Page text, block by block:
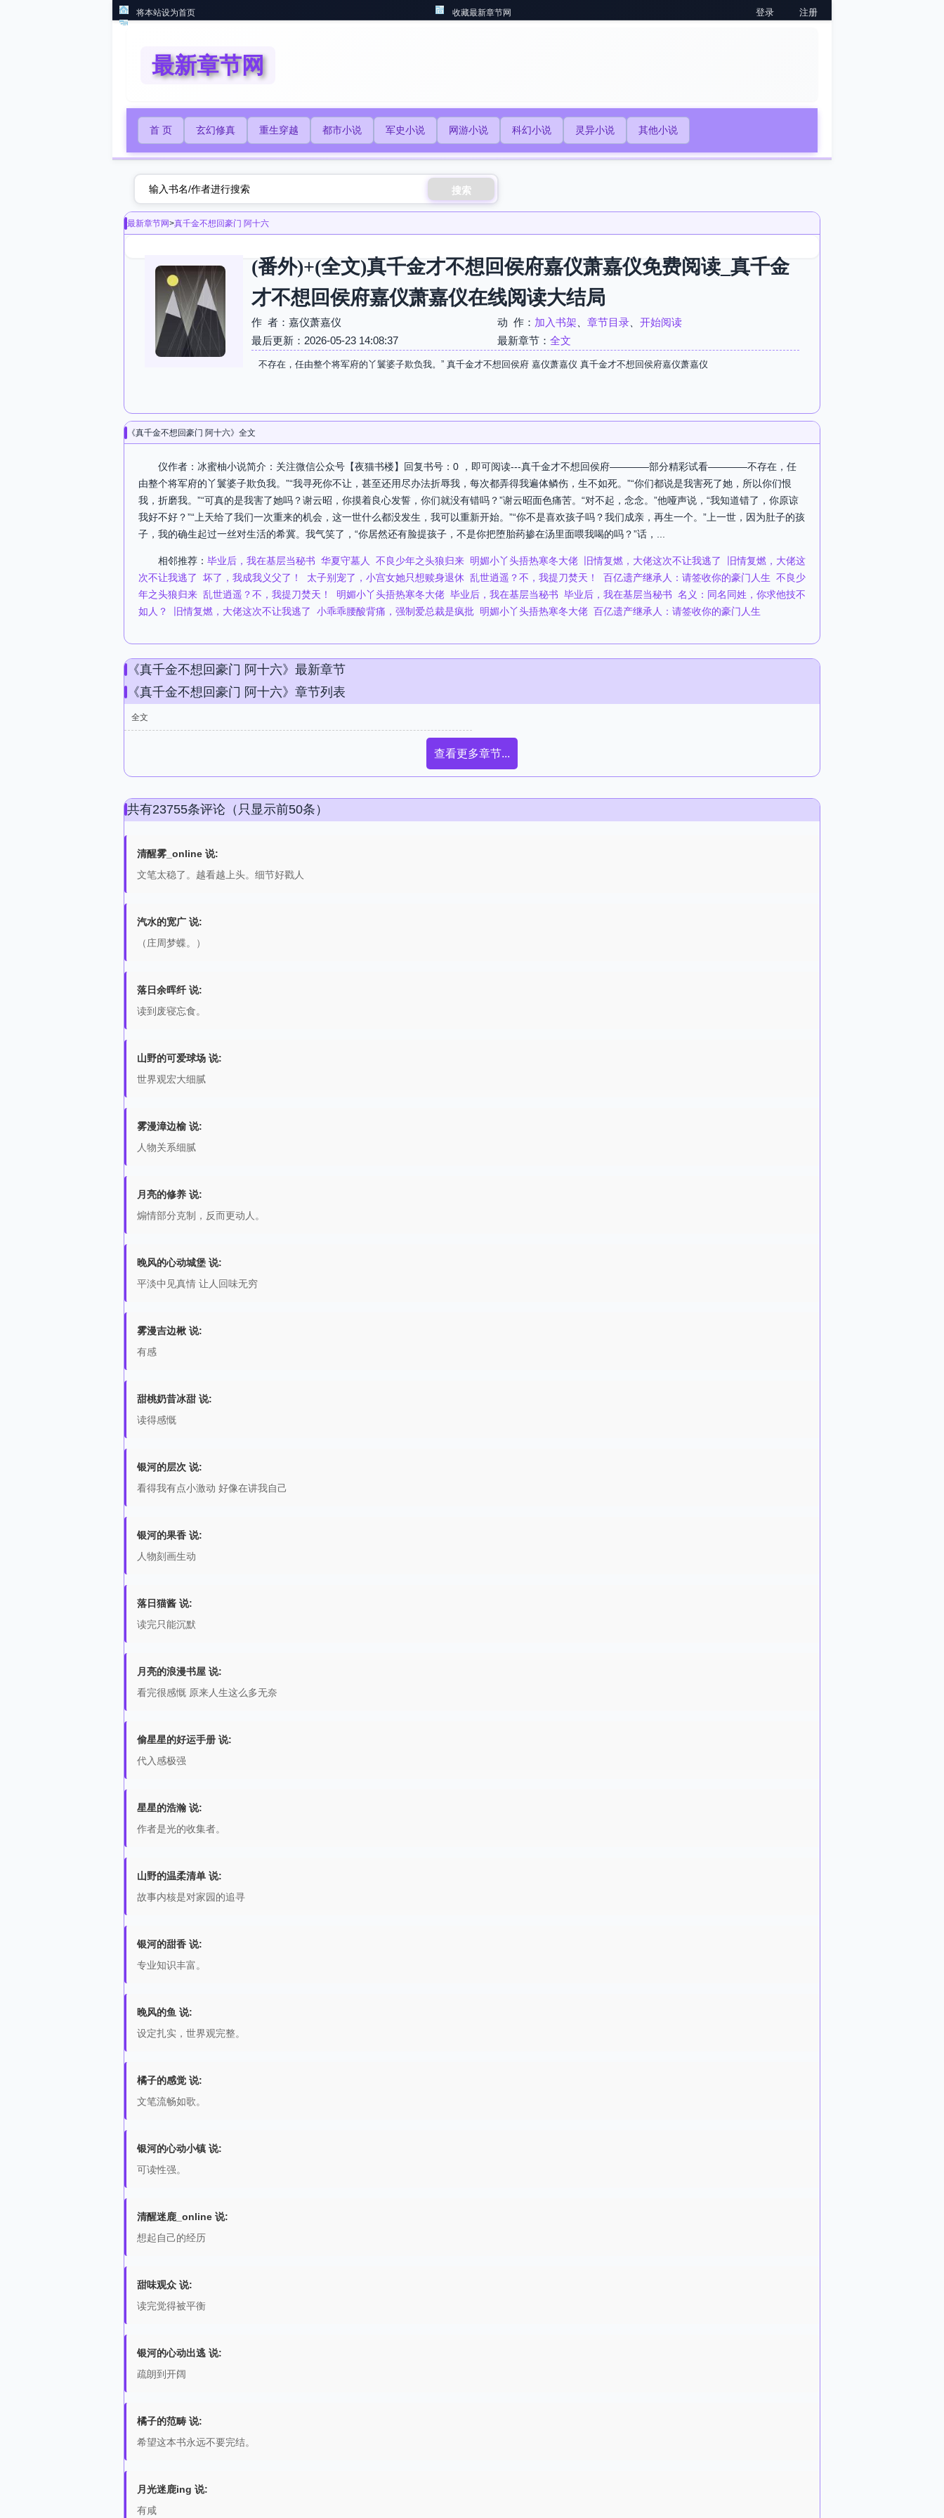
将本站设为首页 收藏最新章节网 登录 注册
最新章节网
首 页 玄幻修真 重生穿越 都市小说 军史小说 网游小说 科幻小说 灵异小说 其他小说
搜索
最新章节网>真千金不想回豪门 阿十六
(番外)+(全文)真千金才不想回侯府嘉仪萧嘉仪免费阅读_真千金
才不想回侯府嘉仪萧嘉仪在线阅读大结局
作 者：嘉仪萧嘉仪 动 作： 加入书架 章节目录
开始阅读
最后更新：2026-05-23 14:08:37
最新章节： 全文
不存在，任由整个将军府的丫鬟婆子欺负我。” 真千金才不想回侯府 嘉仪萧嘉仪 真千金才不想回侯府嘉仪萧嘉仪
《真千金不想回豪门 阿十六》全文
仪作者：冰蜜柚小说简介：关注微信公众号【夜猫书楼】回复书号：0 ，即可阅读---真千金才不想回侯府————部分精彩试看————不存在，任
由整个将军府的丫鬟婆子欺负我。”“我寻死你不让，甚至还用尽办法折辱我，每次都弄得我遍体鳞伤，生不如死。”“你们都说是我害死了她，所以你们恨
我，折磨我。”“可真的是我害了她吗？谢云昭，你摸着良心发誓，你们就没有错吗？”谢云昭面色痛苦。“对不起，念念。”他哑声说，“我知道错了，你原谅
我好不好？”“上天给了我们一次重来的机会，这一世什么都没发生，我可以重新开始。”“你不是喜欢孩子吗？我们成亲，再生一个。”上一世，因为肚子的孩
子，我的确生起过一丝对生活的希冀。我气笑了，“你居然还有脸提孩子，不是你把堕胎药掺在汤里面喂我喝的吗？”话，...
相邻推荐： 毕业后，我在基层当秘书 华夏守墓人 不良少年之头狼归来 明媚小丫头捂热寒冬大佬 旧情复燃，大佬这次不让我逃了
旧情复燃，大佬这
次不让我逃了
坏了，我成我义父了！ 太子别宠了，小宫女她只想赎身退休 乱世逍遥？不，我提刀焚天！ 百亿遗产继承人：请签收你的豪门人生 不良少
年之头狼归来 乱世逍遥？不，我提刀焚天！ 明媚小丫头捂热寒冬大佬 毕业后，我在基层当秘书 毕业后，我在基层当秘书 名义：同名同姓，你求他技不
如人？
旧情复燃，大佬这次不让我逃了 小乖乖腰酸背痛，强制爱总裁是疯批 明媚小丫头捂热寒冬大佬 百亿遗产继承人：请签收你的豪门人生
《真千金不想回豪门 阿十六》最新章节
《真千金不想回豪门 阿十六》章节列表
全文
查看更多章节...
共有23755条评论（只显示前50条）
清醒雾_online 说:
文笔太稳了。越看越上头。细节好戳人
汽水的宽广 说:
（庄周梦蝶。）
落日余晖纤 说:
读到废寝忘食。
山野的可爱球场 说:
世界观宏大细腻
雾漫漳边榆 说:
人物关系细腻
月亮的修养 说:
煽情部分克制，反而更动人。
晚风的心动城堡 说:
平淡中见真情 让人回味无穷
雾漫吉边楸 说:
有感
甜桃奶昔冰甜 说:
读得感慨
银河的层次 说:
看得我有点小激动 好像在讲我自己
银河的果香 说:
人物刻画生动
落日猫酱 说:
读完只能沉默
月亮的浪漫书屋 说:
看完很感慨 原来人生这么多无奈
偷星星的好运手册 说:
代入感极强
星星的浩瀚 说:
作者是光的收集者。
山野的温柔清单 说:
故事内核是对家园的追寻
银河的甜香 说:
专业知识丰富。
晚风的鱼 说:
设定扎实，世界观完整。
橘子的感觉 说:
文笔流畅如歌。
银河的心动小镇 说:
可读性强。
清醒迷鹿_online 说:
想起自己的经历
甜味观众 说:
读完觉得被平衡
银河的心动出逃 说:
疏朗到开阔
橘子的范畴 说:
希望这本书永远不要完结。
月光迷鹿ing 说:
有咸